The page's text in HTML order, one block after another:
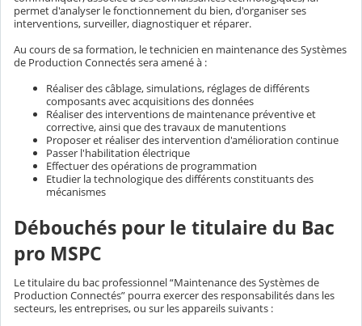
permet d'analyser le fonctionnement du bien, d'organiser ses
interventions, surveiller, diagnostiquer et réparer.
Au cours de sa formation, le technicien en maintenance des Systèmes
de Production Connectés sera amené à :
Réaliser des câblage, simulations, réglages de différents
composants avec acquisitions des données
Réaliser des interventions de maintenance préventive et
corrective, ainsi que des travaux de manutentions
Proposer et réaliser des intervention d'amélioration continue
Passer l'habilitation électrique
Effectuer des opérations de programmation
Etudier la technologique des différents constituants des
mécanismes
Débouchés pour le titulaire du Bac
pro MSPC
Le titulaire du bac professionnel “Maintenance des Systèmes de
Production Connectés” pourra exercer des responsabilités dans les
secteurs, les entreprises, ou sur les appareils suivants :